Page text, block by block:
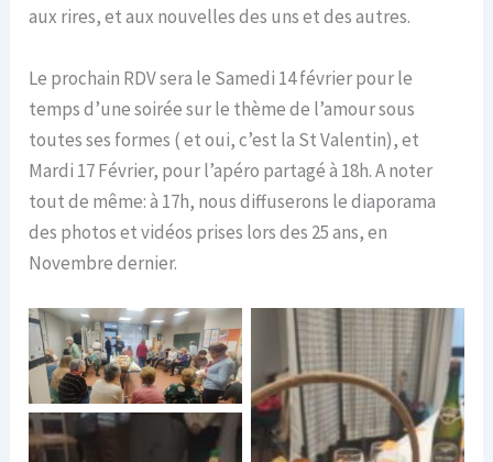
aux rires, et aux nouvelles des uns et des autres.
Le prochain RDV sera le Samedi 14 février pour le
temps d’une soirée sur le thème de l’amour sous
toutes ses formes ( et oui, c’est la St Valentin), et
Mardi 17 Février, pour l’apéro partagé à 18h. A noter
tout de même: à 17h, nous diffuserons le diaporama
des photos et vidéos prises lors des 25 ans, en
Novembre dernier.